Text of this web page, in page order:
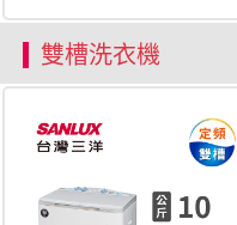
雙槽洗衣機